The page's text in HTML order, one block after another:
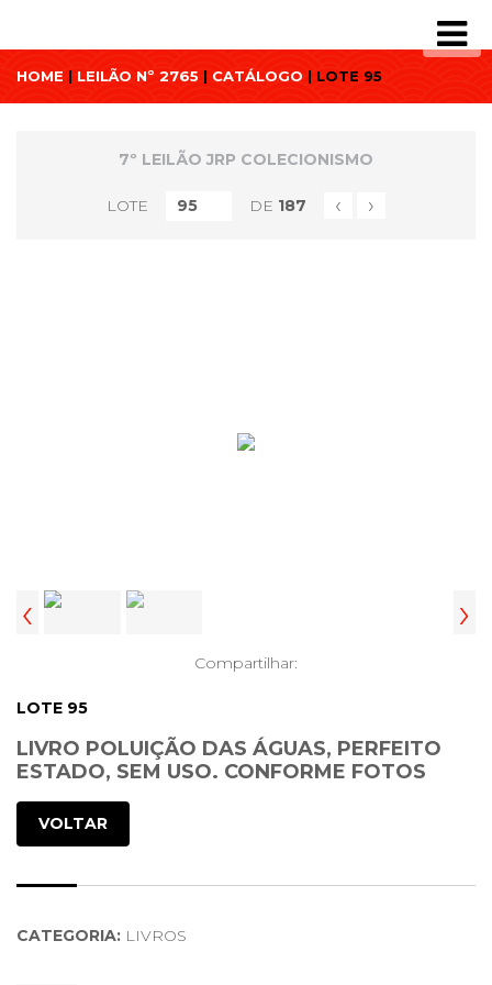
HOME | LEILÃO Nº 2765 | CATÁLOGO | LOTE 95
7º LEILÃO JRP COLECIONISMO
LOTE DE 187 ‹ ›
‹ ›
Compartilhar:
LOTE 95
LIVRO POLUIÇÃO DAS ÁGUAS, PERFEITO
ESTADO, SEM USO. CONFORME FOTOS
VOLTAR
CATEGORIA: LIVROS